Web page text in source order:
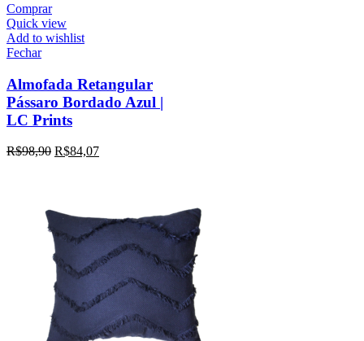
Comprar
Quick view
Add to wishlist
Fechar
Almofada Retangular
Pássaro Bordado Azul |
LC Prints
R$98,90 R$84,07